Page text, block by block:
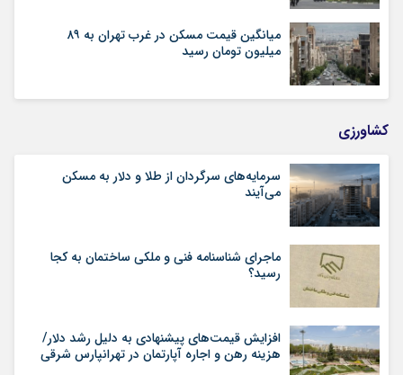
میانگین قیمت مسکن در غرب تهران به ۸۹
میلیون تومان رسید
کشاورزی
سرمایه‌های سرگردان از طلا و دلار به مسکن
می‌آیند
ماجرای شناسنامه‌ فنی و ملکی ساختمان به کجا
رسید؟
افزایش قیمت‌های پیشنهادی به دلیل رشد دلار/
هزینه رهن و اجاره آپارتمان در تهرانپارس شرقی